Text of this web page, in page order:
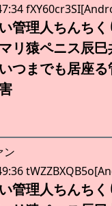
管理人ちんち
リ猿ペニス辰
つまでも居座
ン
管理人ちんち